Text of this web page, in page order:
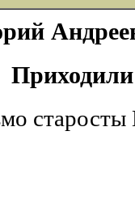
старосты